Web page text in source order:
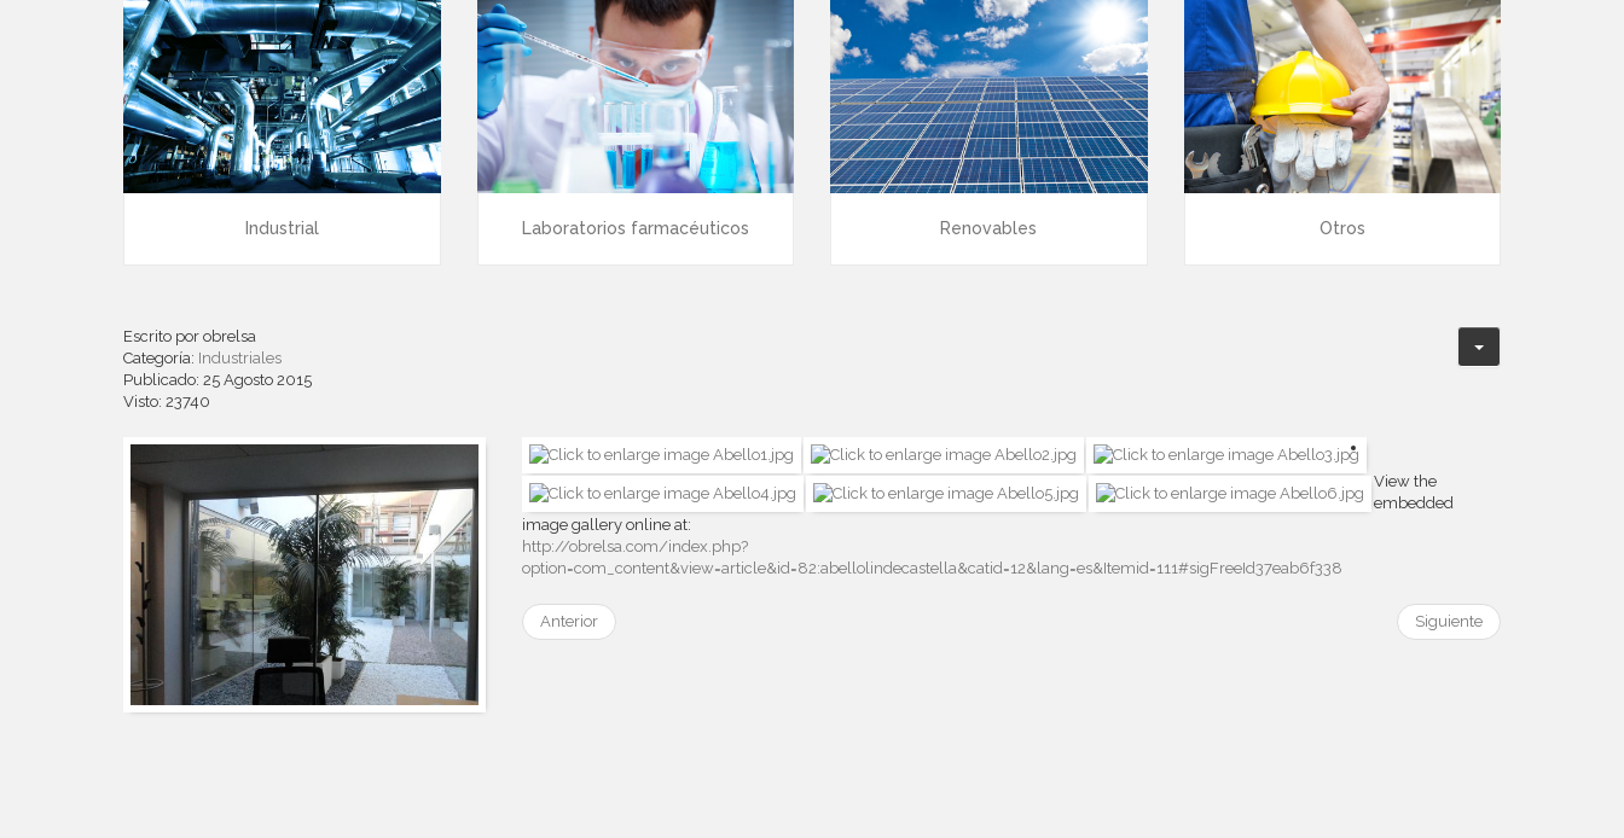
Industrial Laboratorios farmacéuticos Renovables Otros
Escrito por obrelsa
Categoría: Industriales
Publicado: 25 Agosto 2015
Visto: 23740
View the
embedded
image gallery online at:
http://obrelsa.com/index.php?
option=com_content&view=article&id=82:abellolindecastella&catid=12&lang=es&Itemid=111#sigFreeId37eab6f338
Anterior Siguiente